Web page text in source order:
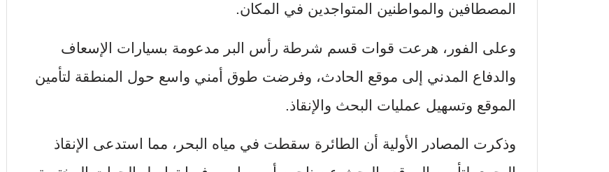
المصطافين والمواطنين المتواجدين في المكان.
وعلى الفور، هرعت قوات قسم شرطة رأس البر مدعومة بسيارات الإسعاف
والدفاع المدني إلى موقع الحادث، وفرضت طوق أمني واسع حول المنطقة لتأمين
الموقع وتسهيل عمليات البحث والإنقاذ.
وذكرت المصادر الأولية أن الطائرة سقطت في مياه البحر، مما استدعى الإنقاذ